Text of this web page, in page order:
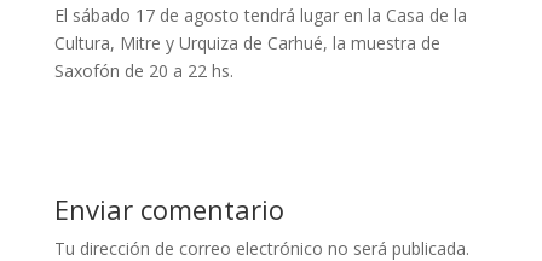
El sábado 17 de agosto tendrá lugar en la Casa de la
Cultura, Mitre y Urquiza de Carhué, la muestra de
Saxofón de 20 a 22 hs.
Enviar comentario
Tu dirección de correo electrónico no será publicada.